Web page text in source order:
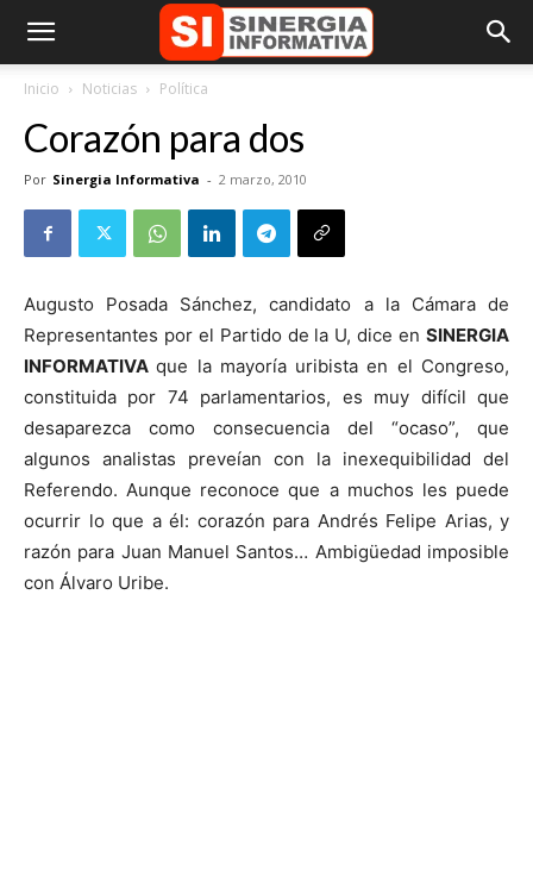
Inicio Noticias Política
Corazón para dos
Por Sinergia Informativa - 2 marzo, 2010
Augusto Posada Sánchez, candidato a la Cámara de
Representantes por el Partido de la U, dice en SINERGIA
INFORMATIVAque la mayoría uribista en el Congreso,
constituida por 74 parlamentarios, es muy difícil que
desaparezca como consecuencia del “ocaso”, que
algunos analistas preveían con la inexequibilidad del
Referendo. Aunque reconoce que a muchos les puede
ocurrir lo que a él: corazón para Andrés Felipe Arias, y
razón para Juan Manuel Santos… Ambigüedad imposible
con Álvaro Uribe.